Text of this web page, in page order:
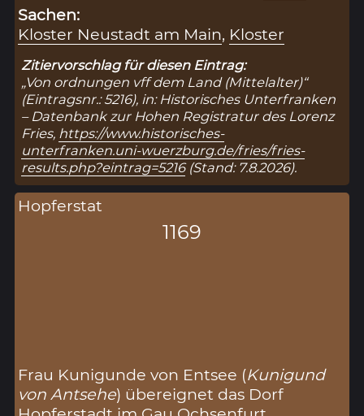
Sachen:
Kloster Neustadt am Main, Kloster
Zitiervorschlag für diesen Eintrag:
„Von ordnungen vff dem Land (Mittelalter)“
(Eintragsnr.: 5216), in: Historisches Unterfranken
– Datenbank zur Hohen Registratur des Lorenz
Fries, https://www.historisches-
unterfranken.uni-wuerzburg.de/fries/fries-
results.php?eintrag=5216(Stand: 7.8.2026).
Hopferstat
1169
Frau Kunigunde von Entsee (Kunigund
von Antsehe) übereignet das Dorf